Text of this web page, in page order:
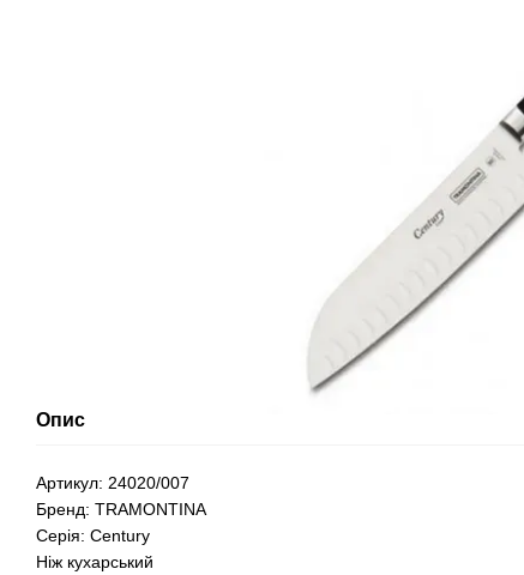
Опис
Артикул: 24020/007
Бренд: TRAMONTINA
Серія: Century
Ніж кухарський